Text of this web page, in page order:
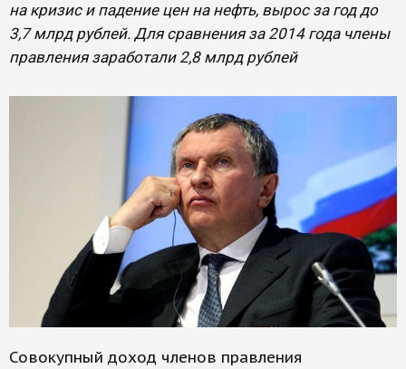
на кризис и падение цен на нефть, вырос за год до
3,7 млрд рублей. Для сравнения за 2014 года члены
правления заработали 2,8 млрд рублей
Совокупный доход членов правления